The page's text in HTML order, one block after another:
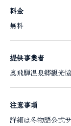
料金
無料
提供事業者
奥飛騨温泉郷観光
注意事項
詳細は冬物語公式